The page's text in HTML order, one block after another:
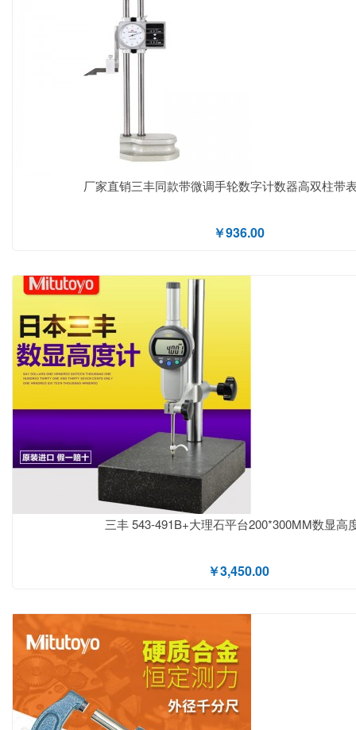
厂家直销三丰同款带微调手轮数字计数器高双柱带
￥936.00
三丰 543-491B+大理石平台200*300MM数显高
￥3,450.00